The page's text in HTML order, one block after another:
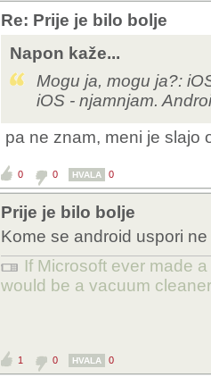
Re: Prije je bilo bolje
Napon kaže...
Mogu ja, mogu ja?:
iOS - njamnjam.
pa ne znam, meni je slajo
0 0 HVALA 0
Prije je bilo bolje
Kome se android uspori
If Microsoft ever made
would be a vacuum
1 0 HVALA 0